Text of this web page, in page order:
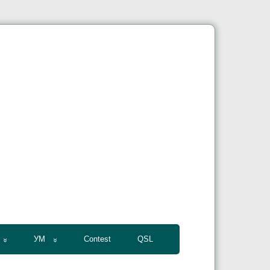
УМ Contest QSL